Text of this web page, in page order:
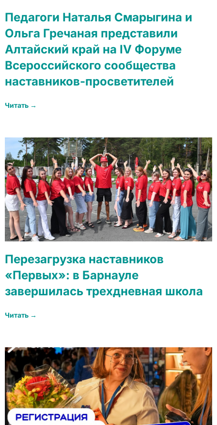
Педагоги Наталья Смарыгина и
Ольга Гречаная представили
Алтайский край на IV Форуме
Всероссийского сообщества
наставников-просветителей
Читать →
Перезагрузка наставников
«Первых»: в Барнауле
завершилась трехдневная школа
Читать →